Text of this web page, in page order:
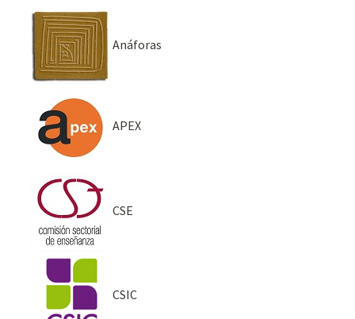
Anáforas
APEX
CSE
CSIC